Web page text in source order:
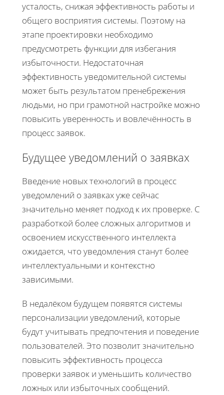
усталость, снижая эффективность работы и
общего восприятия системы. Поэтому на
этапе проектировки необходимо
предусмотреть функции для избегания
избыточности. Недостаточная
эффективность уведомительной системы
может быть результатом пренебрежения
людьми, но при грамотной настройке можно
повысить уверенность и вовлечённость в
процесс заявок.
Будущее уведомлений о заявках
Введение новых технологий в процесс
уведомлений о заявках уже сейчас
значительно меняет подход к их проверке. С
разработкой более сложных алгоритмов и
освоением искусственного интеллекта
ожидается, что уведомления станут более
интеллектуальными и контекстно
зависимыми.
В недалёком будущем появятся системы
персонализации уведомлений, которые
будут учитывать предпочтения и поведение
пользователей. Это позволит значительно
повысить эффективность процесса
проверки заявок и уменьшить количество
ложных или избыточных сообщений.